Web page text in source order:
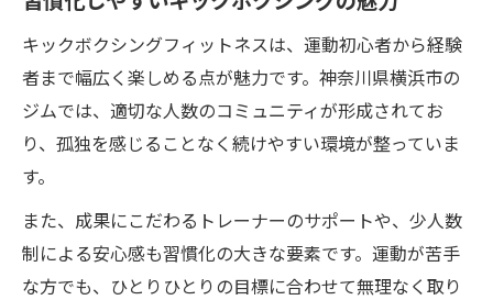
キックボクシングフィットネスは、運動初心者から経験
者まで幅広く楽しめる点が魅力です。神奈川県横浜市の
ジムでは、適切な人数のコミュニティが形成されてお
り、孤独を感じることなく続けやすい環境が整っていま
す。
また、成果にこだわるトレーナーのサポートや、少人数
制による安心感も習慣化の大きな要素です。運動が苦手
な方でも、ひとりひとりの目標に合わせて無理なく取り